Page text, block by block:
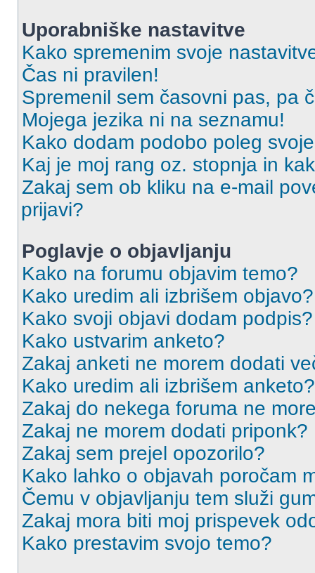
Uporabniške nastavitve
Kako spremenim svoje
Čas ni pravilen!
Spremenil sem časovni pas, pa
Mojega jezika ni na seznamu!
Kako dodam podobo poleg
Kaj je moj rang oz. stopnja in
Zakaj sem ob kliku na e-mail
prijavi?
Poglavje o objavljanju
Kako na forumu objavim temo?
Kako uredim ali izbrišem objavo?
Kako svoji objavi dodam podpis?
Kako ustvarim anketo?
Zakaj anketi ne morem dodati
Kako uredim ali izbrišem anketo?
Zakaj do nekega foruma ne
Zakaj ne morem dodati priponk?
Zakaj sem prejel opozorilo?
Kako lahko o objavah poročam
Čemu v objavljanju tem služi
Zakaj mora biti moj prispevek
Kako prestavim svojo temo?